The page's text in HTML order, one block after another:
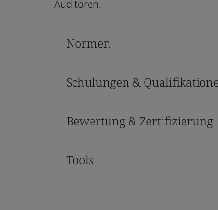
Auditoren.
Normen
Schulungen &
Bewertung & Zertifizierung
Tools